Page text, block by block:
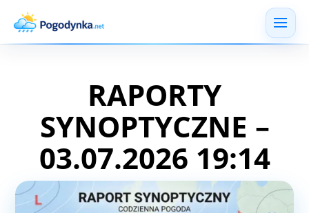
RAPORTY
SYNOPTYCZNE –
03.07.2026 19:14